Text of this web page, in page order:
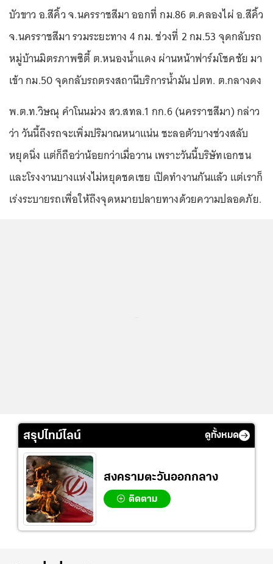
บัวขาว อ.สีคิ้ว จ.นครราชสีมา ออกที่ กม.86 ต.คลองไผ่ อ.สีคิ้ว
จ.นครราชสีมา รวมระยะทาง 4 กม. ช่วงที่ 2 กม.53 จุดกลับรถ
หมู่บ้านมิตรภาพซิตี้ ต.หนองน้ำแดง ผ่านหน้าฟาร์มโชคชัย มา
เข้า กม.50 จุดกลับรถตรงสถานีบริการน้ำมัน ปตท. ต.กลางดง
พ.ต.ท.วิษณุ คำโนนม่วง สว.สทล.1 กก.6 (นครราชสีมา) กล่าว
ว่า วันนี้ถึงรถจะเพิ่มปริมาณหนาแน่น ชะลอตัวบางช่วงสลับ
หยุดนิ่ง แต่ก็ถือว่าน้อยกว่าเมื่อวาน เพราะวันนี้บริษัทเอกชน
และโรงงานบางแห่งไม่หยุดชดเชย เปิดทำงานกันแล้ว แต่เราก็
เร่งระบายรถเพื่อให้ถึงจุดหมายปลายทางด้วยความปลอดภัย.
สรุปไทม์ไลน์ ดูทั้งหมด
สงครามตะวันออกกลาง
ติดตาม